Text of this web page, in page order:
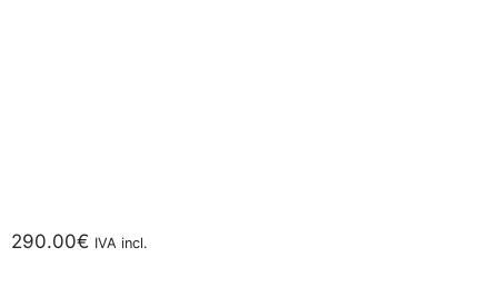
290.00€ IVA incl.